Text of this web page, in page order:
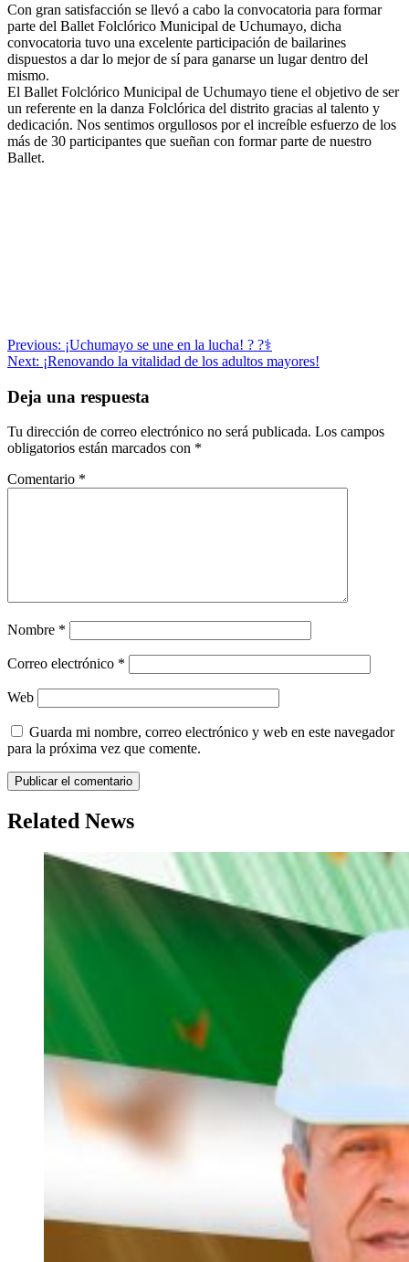
Con gran satisfacción se llevó a cabo la convocatoria para formar
parte del Ballet Folclórico Municipal de Uchumayo, dicha
convocatoria tuvo una excelente participación de bailarines
dispuestos a dar lo mejor de sí para ganarse un lugar dentro del
mismo.
El Ballet Folclórico Municipal de Uchumayo tiene el objetivo de ser
un referente en la danza Folclórica del distrito gracias al talento y
dedicación. Nos sentimos orgullosos por el increíble esfuerzo de los
más de 30 participantes que sueñan con formar parte de nuestro
Ballet.
Navegación
de
entradas
Previous: ¡Uchumayo se une en la lucha! ? ?‍⚕️
Next: ¡Renovando la vitalidad de los adultos mayores!
Deja una respuesta
Tu dirección de correo electrónico no será publicada. Los campos
obligatorios están marcados con *
Comentario *
Nombre *
Correo electrónico *
Web
Guarda mi nombre, correo electrónico y web en este navegador
para la próxima vez que comente.
Related News